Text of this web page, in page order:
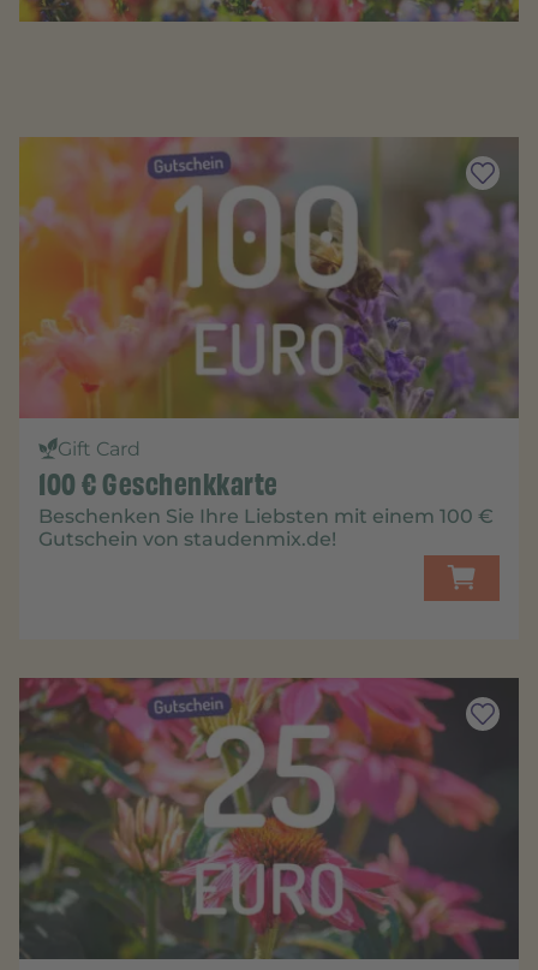
Gift Card
100 € Geschenkkarte
Beschenken Sie Ihre Liebsten mit einem 100 €
Gutschein von staudenmix.de!